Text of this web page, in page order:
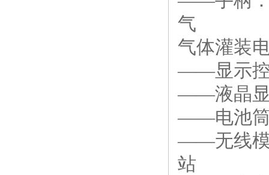
气
气体灌装
——显示控
——液晶显
——电池筒
——无线模
站